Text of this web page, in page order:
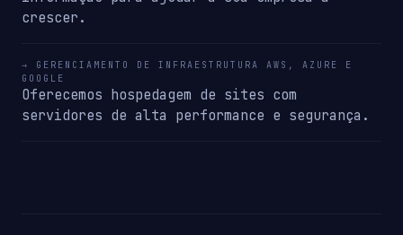
crescer.
→ GERENCIAMENTO DE INFRAESTRUTURA AWS, AZURE E
GOOGLE
Oferecemos hospedagem de sites com
servidores de alta performance e segurança.